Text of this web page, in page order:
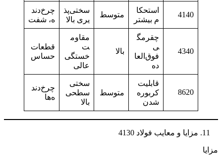
4140
استحکا
م بیشتر
متوسط
سختی‌پذ
یری بالا
چرخ‌دند
ه، شفت
4340
چقرمگ
ی
فوق‌العا
ده
بالا
مقاوم
ت
خستگی
عالی
قطعات
حساس
8620
قابلیت
کربوره
شدن
متوسط
سختی
سطحی
بالا
چرخ‌دند
ه‌ها
مزایا و معایب فولاد 4130
مزایا